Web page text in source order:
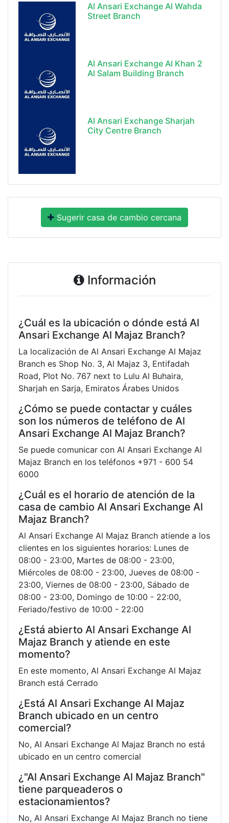
Al Ansari Exchange Al Wahda
Street Branch
Al Ansari Exchange Al Khan 2
Al Salam Building Branch
Al Ansari Exchange Sharjah
City Centre Branch
Sugerir casa de cambio cercana
Información
¿Cuál es la ubicación o dónde está Al
Ansari Exchange Al Majaz Branch?
La localización de Al Ansari Exchange Al Majaz
Branch es Shop No. 3, Al Majaz 3, Entifadah
Road, Plot No. 767 next to Lulu Al Buhaira,
Sharjah en Sarja, Emiratos Árabes Unidos
¿Cómo se puede contactar y cuáles
son los números de teléfono de Al
Ansari Exchange Al Majaz Branch?
Se puede comunicar con Al Ansari Exchange Al
Majaz Branch en los teléfonos +971 - 600 54
6000
¿Cuál es el horario de atención de la
casa de cambio Al Ansari Exchange Al
Majaz Branch?
Al Ansari Exchange Al Majaz Branch atiende a los
clientes en los siguientes horarios: Lunes de
08:00 - 23:00, Martes de 08:00 - 23:00,
Miércoles de 08:00 - 23:00, Jueves de 08:00 -
23:00, Viernes de 08:00 - 23:00, Sábado de
08:00 - 23:00, Domingo de 10:00 - 22:00,
Feriado/festivo de 10:00 - 22:00
¿Está abierto Al Ansari Exchange Al
Majaz Branch y atiende en este
momento?
En este momento, Al Ansari Exchange Al Majaz
Branch está Cerrado
¿Está Al Ansari Exchange Al Majaz
Branch ubicado en un centro
comercial?
No, Al Ansari Exchange Al Majaz Branch no está
ubicado en un centro comercial
¿"Al Ansari Exchange Al Majaz Branch"
tiene parqueaderos o
estacionamientos?
No, Al Ansari Exchange Al Majaz Branch no tiene